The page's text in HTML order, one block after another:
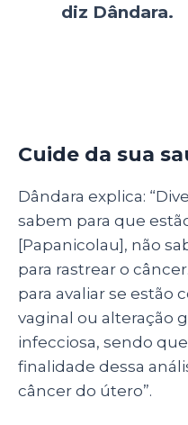
diz Dândara.
Cuide da sua
Dândara explica:
sabem para que
[Papanicolau], não
para rastrear o
para avaliar se estão
vaginal ou alteração
infecciosa, sendo
finalidade dessa
câncer do útero”.